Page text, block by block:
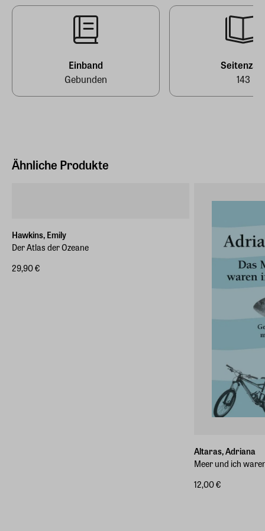
EAN
Deutschland (EU)
vertrieb@matthes-seitz-berlin.de
Einband
Gebunden
Seitenzahl
143
Ähnliche Produkte
Hawkins, Emily
Der Atlas der Ozeane
29,90 €
Altaras, Adriana
Meer und ich
12,00 €